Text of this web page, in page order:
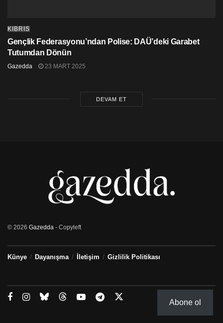
KIBRIS
Gençlik Federasyonu’ndan Polise: DAÜ’deki Garabet
Tutumdan Dönün
Gazedda 23 MART 2025
DEVAM ET
© 2026 Gazedda - Copyleft
Künye Dayanışma İletişim Gizlilik Politikası
Abone ol